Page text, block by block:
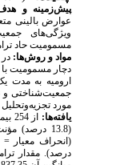
پیش‌زمینه و
عوارض بالینی
ویژگی‌های
مسمومیت حاد
مواد و روش‌ها:
دچار مسمومیت با
ارومیه به مدت
جمعیت‌شناختی و
مورد تجزیه‌وتحلیل
یافته‌ها: